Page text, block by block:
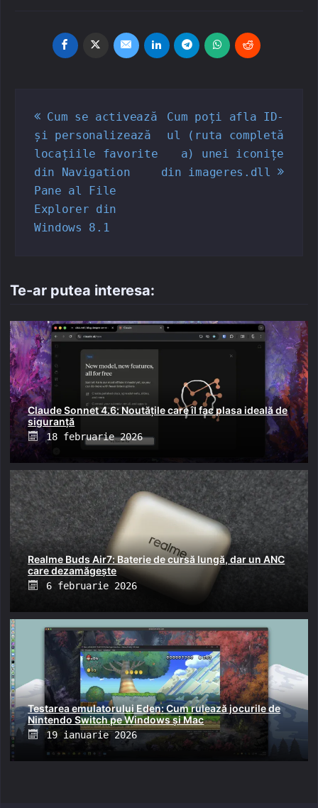
Navigare
articole
Cum se activează
și personalizează
locațiile favorite
din Navigation
Pane al File
Explorer din
Windows 8.1
Cum poți afla ID-
ul (ruta completă
a) unei iconițe
din imageres.dll
Te-ar putea interesa:
Claude Sonnet 4.6: Noutățile care îl fac plasa ideală de
siguranță
Posted
18 februarie 2026
Realme Buds Air7: Baterie de cursă lungă, dar un ANC
care dezamăgește
Posted
6 februarie 2026
Testarea emulatorului Eden: Cum rulează jocurile de
Nintendo Switch pe Windows și Mac
Posted
on
19 ianuarie 2026